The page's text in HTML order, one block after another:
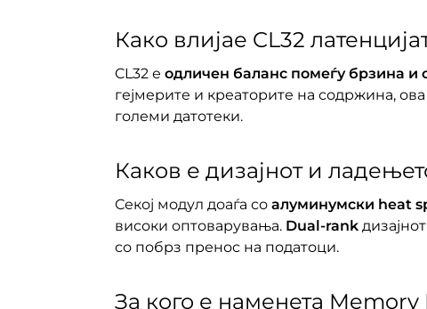
Како влијае CL32
CL32 е одличен баланс помеѓу брзина и
гејмерите и креаторите на содржина,
големи датотеки.
Каков е дизајнот и
Секој модул доаѓа со алуминумски heat
високи оптоварувања. Dual-rank
со побрз пренос на податоци.
За кого е наменета